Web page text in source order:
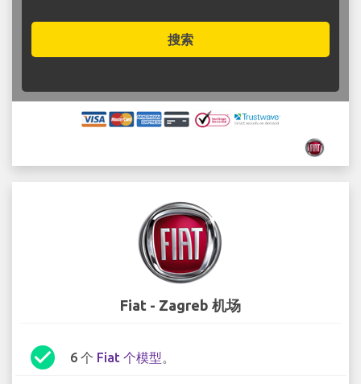
搜索
Fiat - Zagreb 机场
check_circle 6 个 Fiat 个模型。